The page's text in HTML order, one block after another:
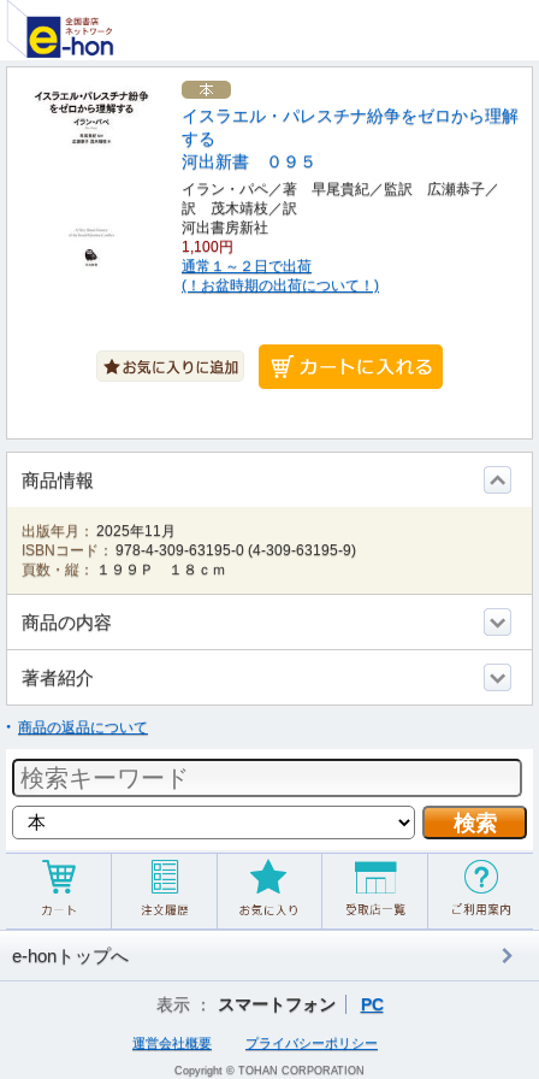
イスラエル・パレスチナ紛争をゼロから理解
する
河出新書 ０９５
イラン・パペ／著 早尾貴紀／監訳 広瀬恭子／
訳 茂木靖枝／訳
河出書房新社
1,100円
通常１～２日で出荷
(！お盆時期の出荷について！)
商品情報
出版年月： 2025年11月
ISBNコード： 978-4-309-63195-0 (4-309-63195-9)
頁数・縦：
１９９Ｐ １８ｃｍ
商品の内容
著者紹介
商品の返品について
e-honトップへ
表示 ： スマートフォン PC
運営会社概要 プライバシーポリシー
Copyright © TOHAN CORPORATION